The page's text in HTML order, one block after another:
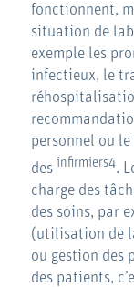
fonctionnent,
situation de
exemple les
infectieux, le
personnel ou le
des infirmiers4.
charge des
des soins, par
(utilisation de
ou gestion des
des patients,